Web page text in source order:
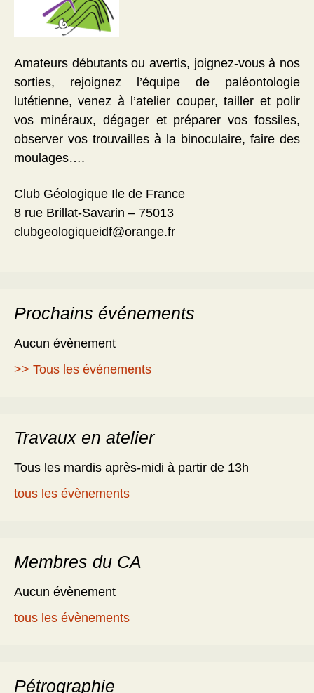
Amateurs débutants ou avertis, joignez-vous à nos
sorties, rejoignez l’équipe de paléontologie
lutétienne, venez à l’atelier couper, tailler et polir
vos minéraux, dégager et préparer vos fossiles,
observer vos trouvailles à la binoculaire, faire des
moulages….
Club Géologique Ile de France
8 rue Brillat-Savarin – 75013
clubgeologiqueidf@orange.fr
Prochains événements
Aucun évènement
>> Tous les événements
Travaux en atelier
Tous les mardis après-midi à partir de 13h
tous les évènements
Membres du CA
Aucun évènement
tous les évènements
Pétrographie